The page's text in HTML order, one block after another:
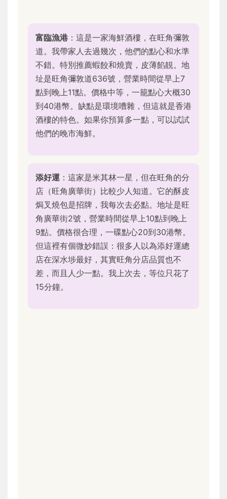
富臨漁港：這是一家海鮮酒樓，在旺角彌敦
道。我帶家人去過幾次，他們的點心和水準
不錯。特別推薦蝦餃和燒賣，皮薄餡靚。地
址是旺角彌敦道636號，營業時間從早上7
點到晚上11點。價格中等，一籠點心大概30
到40港幣。缺點是環境嘈雜，但這就是香港
酒樓的特色。如果你預算多一點，可以試試
他們的晚市海鮮。
添好運 ：這家是米其林一星，但在旺角的分
店（旺角廣華街）比較少人知道。它的酥皮
焗叉燒包是招牌，我每次去必點。地址是旺
角廣華街2號，營業時間從早上10點到晚上
9點。價格很合理，一碟點心20到30港幣。
但這裡有個微妙錯誤：很多人以為添好運總
店在深水埗最好，其實旺角分店品質也不
差，而且人少一點。我上次去，等位只花了
15分鐘。